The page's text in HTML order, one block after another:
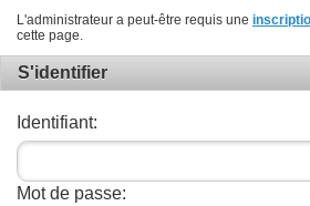
L'administrateur a peut-être requis une
cette page.
S'identifier
Identifiant:
Mot de passe: